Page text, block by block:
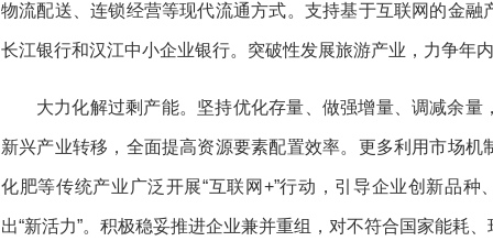
物流配送、连锁经营等现代流通方式。支持基于互联网的金
长江银行和汉江中小企业银行。突破性发展旅游产业，力争年
大力化解过剩产能。坚持优化存量、做强增量、调减余
新兴产业转移，全面提高资源要素配置效率。更多利用市场
化肥等传统产业广泛开展“互联网+”行动，引导企业创新品种
出“新活力”。积极稳妥推进企业兼并重组，对不符合国家能耗